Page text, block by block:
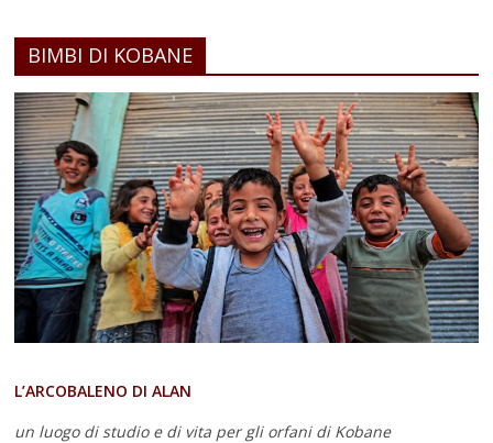
BIMBI DI KOBANE
L’ARCOBALENO DI ALAN
un luogo di studio e di vita per gli orfani di Kobane